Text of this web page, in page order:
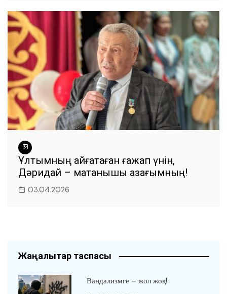
Ұлтымның айғақтаған ғажап үнін,
Дәридай – мақтанышы қазағымның!
03.04.2026
Жаңалықтар таспасы
Вандализмге – жол жоқ!